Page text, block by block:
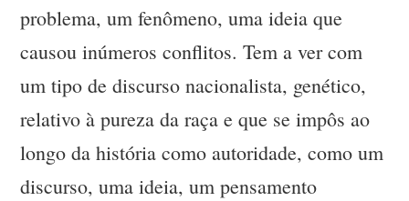
problema, um fenômeno, uma ideia que
causou inúmeros conflitos. Tem a ver com
um tipo de discurso nacionalista, genético,
relativo à pureza da raça e que se impôs ao
longo da história como autoridade, como um
discurso, uma ideia, um pensamento